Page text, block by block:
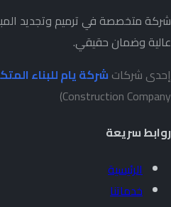
شركة متخصصة في ترميم وتجديد
عالية وضمان حقيقي.
إحدى شركاتشركة يام للبناء
Construction Company)
روابط سريعة
الرئيسية
خدماتنا